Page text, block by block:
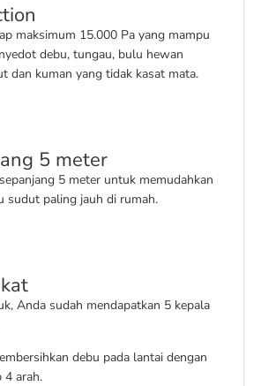
maksimum 15.000 Pa yang mampu
debu, tungau, bulu hewan
dan kuman yang tidak kasat mata.
5 meter
5 meter untuk memudahkan
sudut paling jauh di rumah.
Anda sudah mendapatkan 5 kepala
debu pada lantai dengan
4 arah.